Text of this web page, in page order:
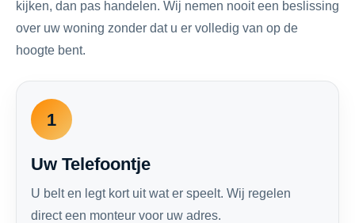
kijken, dan pas handelen. Wij nemen nooit een beslissing
over uw woning zonder dat u er volledig van op de
hoogte bent.
1
Uw Telefoontje
U belt en legt kort uit wat er speelt. Wij regelen
direct een monteur voor uw adres.